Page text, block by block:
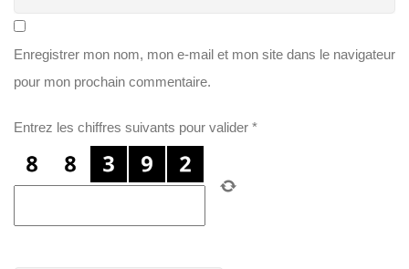
Enregistrer mon nom, mon e-mail et mon site dans le navigateur
pour mon prochain commentaire.
Entrez les chiffres suivants pour valider *